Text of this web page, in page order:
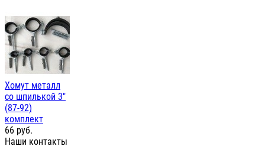
Хомут металл
со шпилькой 3"
(87-92)
комплект
66 руб.
Наши контакты